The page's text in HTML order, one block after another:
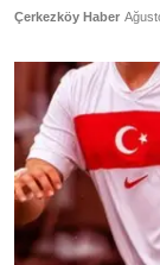
Çerkezköy Haber